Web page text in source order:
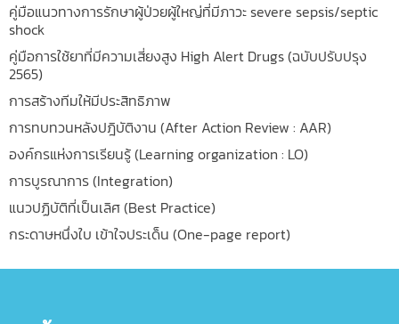
คู่มือแนวทางการรักษาผู้ป่วยผู้ใหญ่ที่มีภาวะ severe sepsis/septic
shock
คู่มือการใช้ยาที่มีความเสี่ยงสูง High Alert Drugs (ฉบับปรับปรุง
2565)
การสร้างทีมให้มีประสิทธิภาพ
การทบทวนหลังปฎิบัติงาน (After Action Review : AAR)
องค์กรแห่งการเรียนรู้ (Learning organization : LO)
การบูรณาการ (Integration)
แนวปฏิบัติที่เป็นเลิศ (Best Practice)
กระดาษหนึ่งใบ เข้าใจประเด็น (One-page report)